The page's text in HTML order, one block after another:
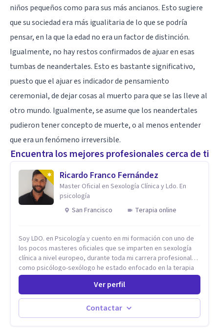
niños pequeños como para sus más ancianos. Esto sugiere
que su sociedad era más igualitaria de lo que se podría
pensar, en la que la edad no era un factor de distinción.
Igualmente, no hay restos confirmados de ajuar en esas
tumbas de neandertales. Esto es bastante significativo,
puesto que el ajuar es indicador de pensamiento
ceremonial, de dejar cosas al muerto para que se las lleve al
otro mundo. Igualmente, se asume que los neandertales
pudieron tener concepto de muerte, o al menos entender
que era un fenómeno irreversible.
Encuentra los mejores profesionales cerca de ti
Ricardo Franco Fernández
Master Oficial en Sexología Clínica y Ldo. En
psicología
San Francisco
Terapia online
Soy LDO. en Psicología y cuento en mi formación con uno de
los pocos masteres oficiales que se imparten en sexología
clínica a nivel europeo, durante toda mi carrera profesional
como psicólogo-sexólogo he estado enfocado en la terapia
sexual desde una perspectiva multidisciplinar BIO-PSICO-
SOCIAL ya que aunque las bases de mi trabajo son
psicológicas, si no se tienen en consideración otros factores
la terapia puede no funcionar al tener una visión demasiado
simplista, excluyendo de antemano otros factores que
Ver perfil
Contactar